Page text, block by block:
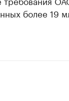
более 19